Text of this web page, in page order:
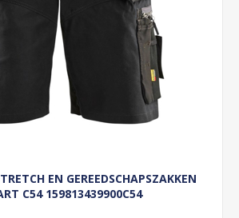
EN GEREEDSCHAPSZAKKEN
C54 159813439900C54